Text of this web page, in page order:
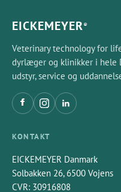
EICKEMEYER®
Veterinary technology for
dyrlæger og klinikker i hele
udstyr, service og
KONTAKT
EICKEMEYER Danmark
Solbakken 26, 6500 Vojens
CVR: 30916808